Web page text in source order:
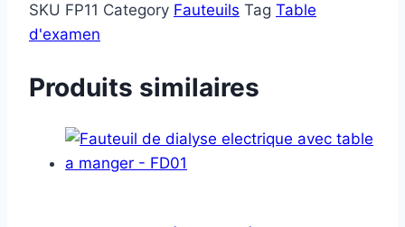
SKU FP11 Category Fauteuils Tag Table
d'examen
Produits similaires